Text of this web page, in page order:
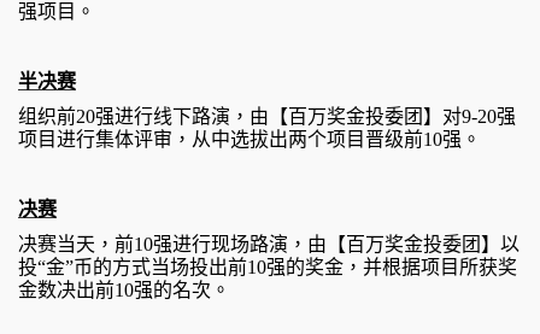
强项目。
半决赛
组织前20强进行线下路演，由【百万奖金投委团】对9-20强
项目进行集体评审，从中选拔出两个项目晋级前10强。
决赛
决赛当天，前10强进行现场路演，由【百万奖金投委团】以
投“金”币的方式当场投出前10强的奖金，并根据项目所获奖
金数决出前10强的名次。